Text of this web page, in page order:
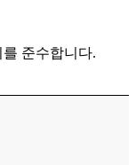
준수합니다.